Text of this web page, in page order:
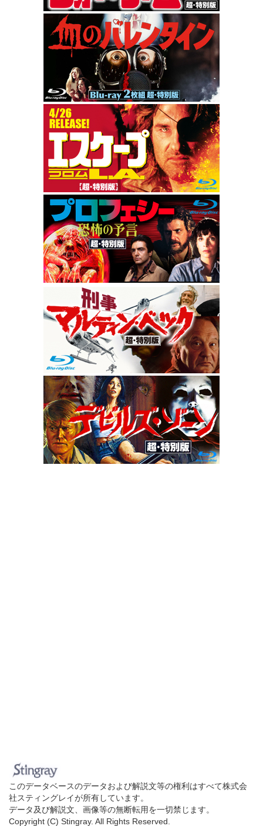
このデータベースのデータおよび解説文等の権利はすべて株式会
社スティングレイが所有しています。
データ及び解説文、画像等の無断転用を一切禁じます。
Copyright (C) Stingray. All Rights Reserved.